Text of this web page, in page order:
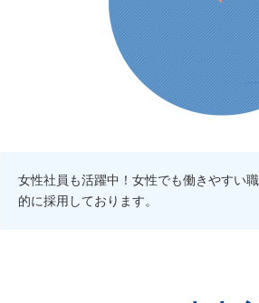
女性社員も活躍中！女性でも働きやすい
的に採用しております。